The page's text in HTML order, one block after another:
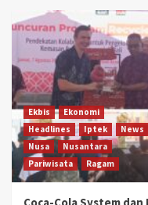
Ekbis
Ekonomi
Headlines
Iptek
News
Nusa
Nusantara
Pariwisata
Ragam